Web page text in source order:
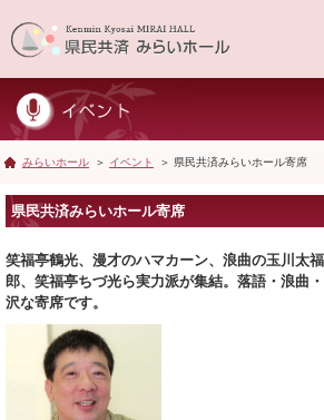
みらいホール ＞ イベント ＞ 県民共済みらいホール寄席
県民共済みらいホール寄席
笑福亭鶴光、漫才のハマカーン、浪曲の玉川太
郎、笑福亭ちづ光ら実力派が集結。落語・浪曲
沢な寄席です。